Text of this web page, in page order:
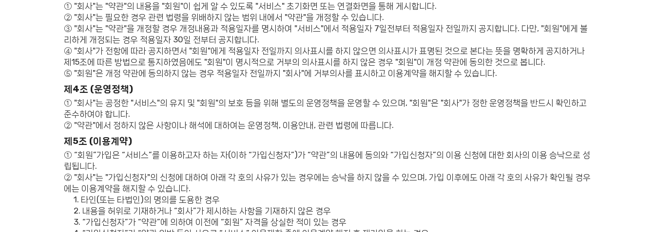
① "회사"는 "약관"의 내용을 "회원"이 쉽게 알 수 있도록 "서비스" 초기화면 또는 연결화면을 통해 게시합니다.
② "회사"는 필요한 경우 관련 법령을 위배하지 않는 범위 내에서 "약관"을 개정할 수 있습니다.
③ "회사"는 "약관"을 개정할 경우 개정내용과 적용일자를 명시하여 "서비스"에서 적용일자 7일전부터 적용일자 전일까지 공지합니다. 다만, "회원"에게 불
리하게 개정되는 경우 적용일자 30일 전부터 공지합니다.
④ "회사"가 전항에 따라 공지하면서 "회원"에게 적용일자 전일까지 의사표시를 하지 않으면 의사표시가 표명된 것으로 본다는 뜻을 명확하게 공지하거나
제15조에 따른 방법으로 통지하였음에도 "회원"이 명시적으로 거부의 의사표시를 하지 않은 경우 "회원"이 개정 약관에 동의한 것으로 봅니다.
⑤ "회원"은 개정 약관에 동의하지 않는 경우 적용일자 전일까지 "회사"에 거부의사를 표시하고 이용계약을 해지할 수 있습니다.
제4조 (운영정책)
① "회사"는 공정한 "서비스"의 유지 및 "회원"의 보호 등을 위해 별도의 운영정책을 운영할 수 있으며, "회원"은 "회사"가 정한 운영정책을 반드시 확인하고
준수하여야 합니다.
② "약관"에서 정하지 않은 사항이나 해석에 대하여는 운영정책, 이용안내, 관련 법령에 따릅니다.
제5조 (이용계약)
① “회원”가입은 “서비스”를 이용하고자 하는 자(이하 “가입신청자”)가 “약관”의 내용에 동의와 “가입신청자”의 이용 신청에 대한 회사의 이용 승낙으로 성
립됩니다.
② "회사"는 "가입신청자"의 신청에 대하여 아래 각 호의 사유가 있는 경우에는 승낙을 하지 않을 수 있으며, 가입 이후에도 아래 각 호의 사유가 확인될 경우
에는 이용계약을 해지할 수 있습니다.
1. 타인(또는 타법인)의 명의를 도용한 경우
2. 내용을 허위로 기재하거나 “회사”가 제시하는 사항을 기재하지 않은 경우
3. “가입신청자”가 “약관”에 의하여 이전에 “회원” 자격을 상실한 적이 있는 경우